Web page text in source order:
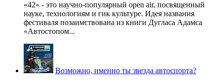
«42» - это научно-популярный open air, посвященный
науке, технологиям и гик культуре. Идея названия
фестиваля позаимствована из книги Дугласа Адамса
«Автостопом...
Возможно, именно ты звезда автоспорта?